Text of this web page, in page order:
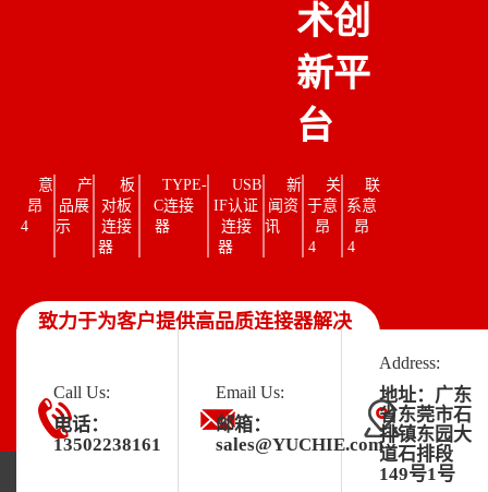
术创
新平
台
意
昂
4
产
品展
示
板
对板
连接
器
TYPE-
C连接
器
USB
IF认证
连接
器
新
闻资
讯
关
于意
昂
4
联
系意
昂
4
致力于为客户提供高品质连接器解决
Call Us:
电话：
13502238161
Email Us:
邮箱：
sales@YUCHIE.com
Address:
地址：广东
省东莞市石
排镇东园大
道石排段
149号1号